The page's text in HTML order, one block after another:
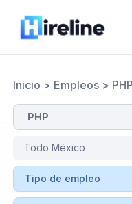
Inicio > Empleos> PHP